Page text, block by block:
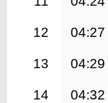
12 04:27
13 04:29
14 04:32